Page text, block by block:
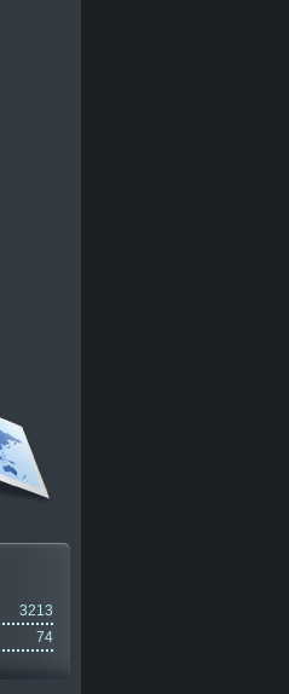
3213
74